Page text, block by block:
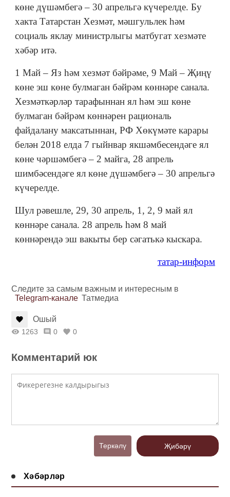
көне дүшәмбегә – 30 апрельгә күчерелде. Бу
хакта Татарстан Хезмәт, мәшгульлек һәм
социаль яклау министрлыгы матбугат хезмәте
хәбәр итә.
1 Май – Яз һәм хезмәт бәйрәме, 9 Май – Җиңү
көне эш көне булмаган бәйрәм көннәре санала.
Хезмәткәрләр тарафыннан ял һәм эш көне
булмаган бәйрәм көннәрен рациональ
файдалану максатыннан, РФ Хөкүмәте карары
белән 2018 елда 7 гыйнвар якшәмбесендәге ял
көне чәршәмбегә – 2 майга, 28 апрель
шимбәсендәге ял көне дүшәмбегә – 30 апрельгә
күчерелде.
Шул рәвешле, 29, 30 апрель, 1, 2, 9 май ял
көннәре санала. 28 апрель һәм 8 май
көннәрендә эш вакыты бер сәгатькә кыскара.
татар-информ
Следите за самым важным и интересным в
Telegram-канале Татмедиа
Ошый
1263 0 0
Комментарий юк
Теркәлү Җибәрү
Хәбәрләр